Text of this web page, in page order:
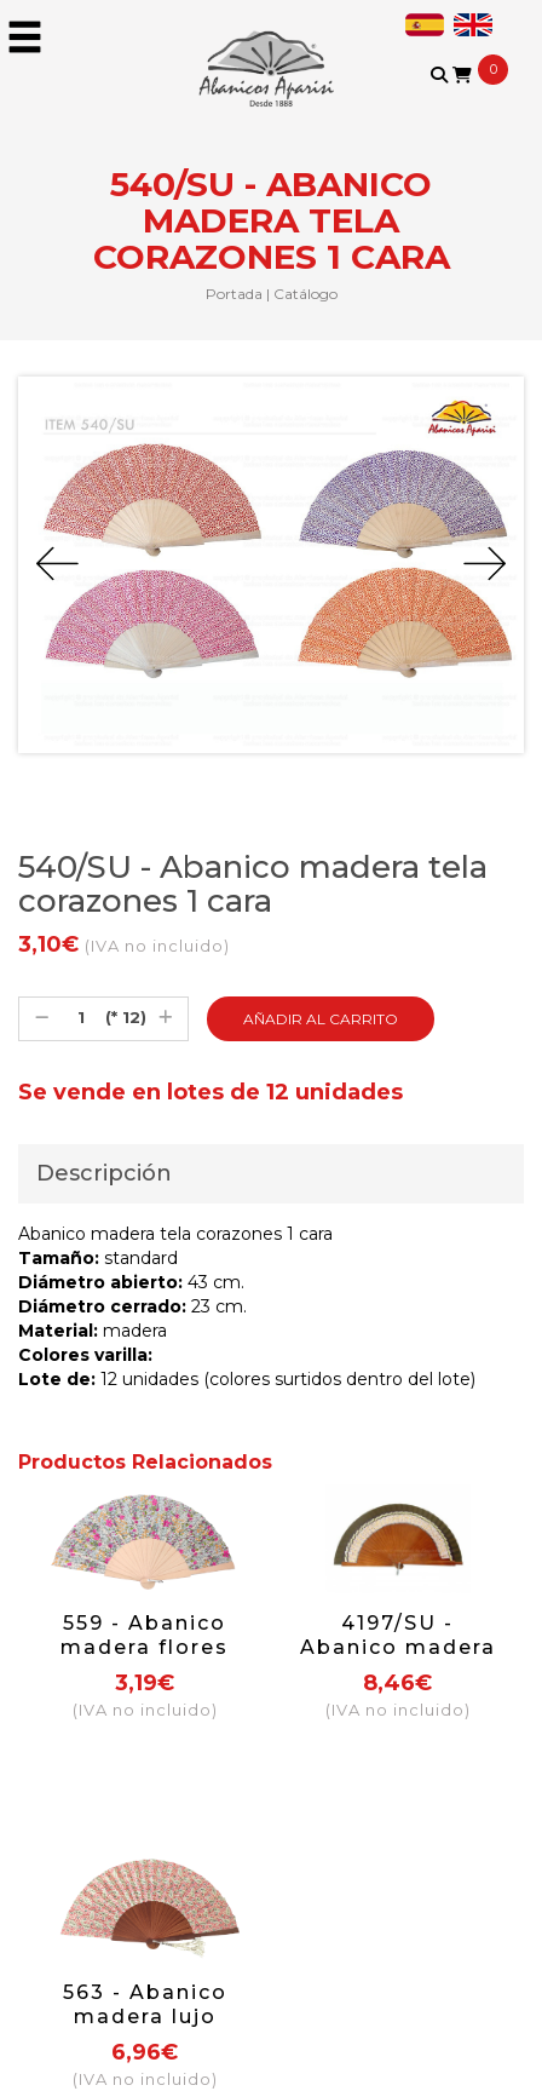
0
540/SU - ABANICO
MADERA TELA
CORAZONES 1 CARA
Portada | Catálogo
540/SU - Abanico madera tela
corazones 1 cara
3,10€ (IVA no incluido)
(* 12)
Se vende en lotes de 12 unidades
Descripción
Abanico madera tela corazones 1 cara
Tamaño: standard
Diámetro abierto: 43 cm.
Diámetro cerrado: 23 cm.
Material: madera
Colores varilla:
Lote de: 12 unidades (colores surtidos dentro del lote)
Productos Relacionados
559 - Abanico
madera flores
mosaico (colores
surtidos)
3,19€
(IVA no incluido)
4197/SU -
Abanico madera
natural 1 cara
cenefa
8,46€
(IVA no incluido)
563 - Abanico
madera lujo
cachemire
(colores surtidos)
6,96€
(IVA no incluido)